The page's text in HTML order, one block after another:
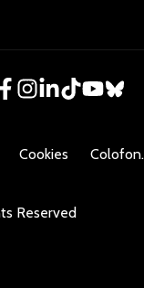
Cookies Colofon.
Reserved